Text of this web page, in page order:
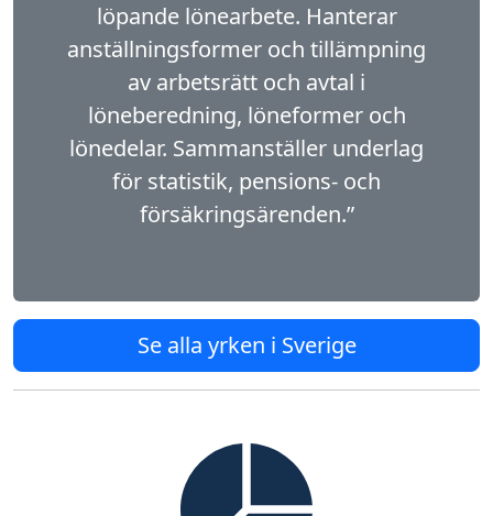
löpande löne­arbete. Hanterar
anställningsformer och tillämpning
av arbetsrätt och avtal i
löneberedning, löneformer och
lönedelar. Sammanställer underlag
för statistik, pensions- och
försäkringsärenden.”
Se alla yrken i Sverige